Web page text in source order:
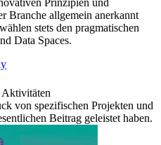
Prinzipien und
Branche allgemein anerkannt
stets den pragmatischen
Data Spaces.
von spezifischen Projekten und
Beitrag geleistet haben.